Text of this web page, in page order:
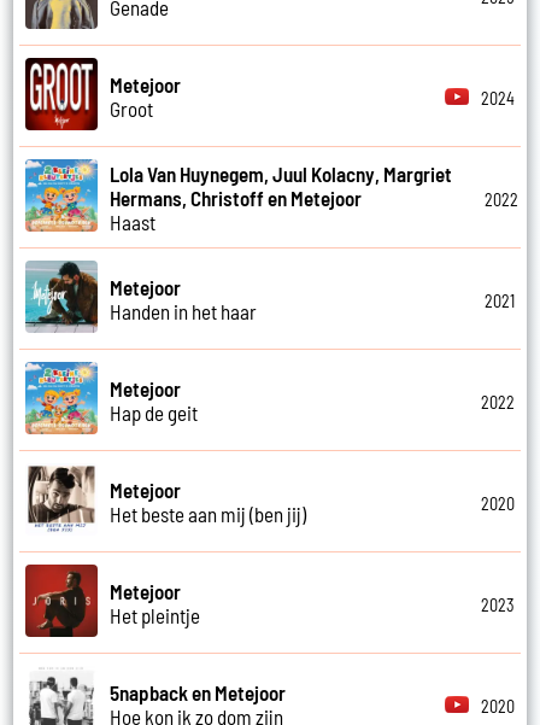
Genade
Metejoor
Groot
2024
Lola Van Huynegem, Juul Kolacny, Margriet
Hermans, Christoff en Metejoor
Haast
2022
Metejoor
Handen in het haar
2021
Metejoor
Hap de geit
2022
Metejoor
Het beste aan mij (ben jij)
2020
Metejoor
Het pleintje
2023
5napback en Metejoor
Hoe kon ik zo dom zijn
2020